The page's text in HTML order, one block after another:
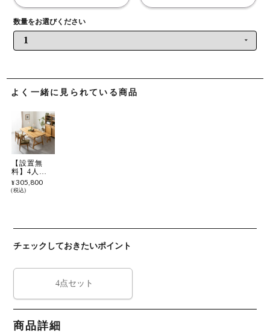
よく一緒に見られている商品
【設置無
料】4人用
ダイニング
セット 4点
＋ベンチ1
soil 木製 天
キング 食卓
ュラル
¥ 305,800
税込
チェックしておきたいポイント
4点セット
商品詳細